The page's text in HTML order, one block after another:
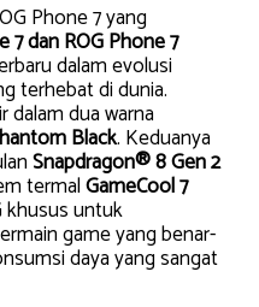
Phone 7 yang
7 dan ROG Phone 7
dalam evolusi
terhebat di dunia.
dalam dua warna
Black. Keduanya
Snapdragon® 8 Gen 2
termalGameCool 7
khusus untuk
game yang benar-
daya yang sangat